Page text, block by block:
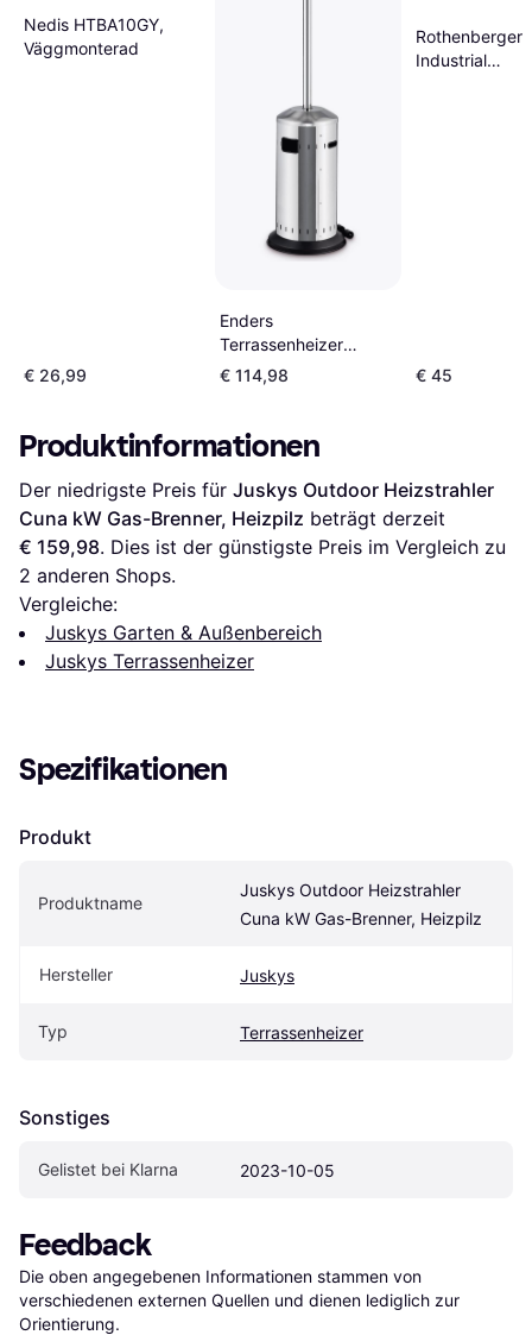
Nedis HTBA10GY,
Väggmonterad
€ 26,99
Enders
Terrassenheizer
Elegance Eco Green
2.0 Silber 6 kW
€ 114,98
Rothenberger
Industrial
€ 45
Produktinformationen
Der niedrigste Preis für Juskys Outdoor Heizstrahler
Cuna kW Gas-Brenner, Heizpilz
€ 159,98
2 anderen Shops.
Vergleiche:
Juskys Garten & Außenbereich
Juskys Terrassenheizer
Spezifikationen
Produkt
Produktname
Juskys Outdoor Heizstrahler
Cuna kW Gas-Brenner, Heizpilz
Hersteller Juskys
Typ Terrassenheizer
Sonstiges
Gelistet bei Klarna 2023-10-05
Feedback
Die oben angegebenen Informationen stammen von
verschiedenen externen Quellen und dienen lediglich zur
Orientierung.